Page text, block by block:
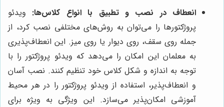
انعطاف در نصب و تطبیق با انواع کلاس‌ها: ویدئو
پروژکتورها را می‌توان به روش‌های مختلفی نصب کرد، از
جمله روی سقف، روی دیوار یا روی میز. این انعطاف‌پذیری
به معلمان این امکان را می‌دهد که ویدئو پروژکتور را با
توجه به اندازه و شکل کلاس خود تنظیم کنند. نصب آسان
و انعطاف‌پذیر، استفاده از ویدئو پروژکتور را در هر محیط
آموزشی امکان‌پذیر می‌سازد. این ویژگی به ویژه برای